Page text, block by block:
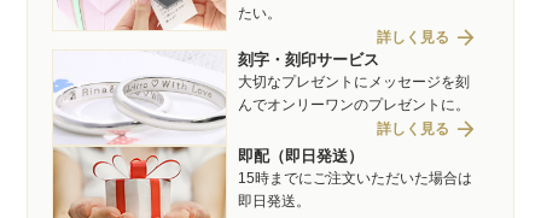
たい。
詳しく見る arrow_forward
刻字・刻印サービス
大切なプレゼントにメッセージを刻
んでオンリーワンのプレゼントに。
詳しく見る arrow_forward
即配（即日発送）
15時までにご注文いただいた場合は
即日発送。